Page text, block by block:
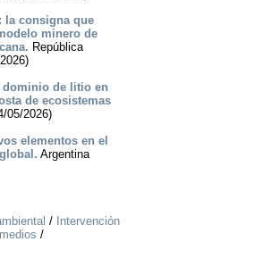
la consigna que
minero de
República
dominio de litio en
de ecosistemas
05/2026)
elementos en el
Argentina
/ Intervención
/